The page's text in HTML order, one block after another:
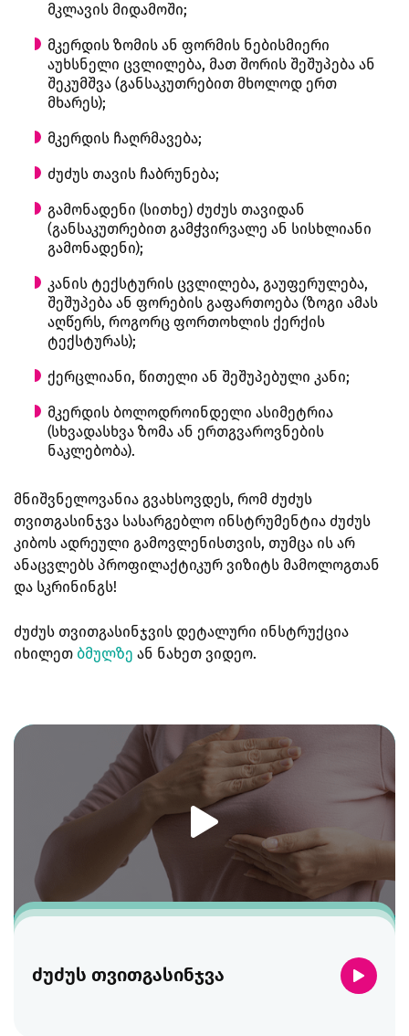
მკლავის მიდამოში;
მკერდის ზომის ან ფორმის ნებისმიერი
აუხსნელი ცვლილება, მათ შორის შეშუპება ან
შეკუმშვა (განსაკუთრებით მხოლოდ ერთ
მხარეს);
მკერდის ჩაღრმავება;
ძუძუს თავის ჩაბრუნება;
გამონადენი (სითხე) ძუძუს თავიდან
(განსაკუთრებით გამჭვირვალე ან სისხლიანი
გამონადენი);
კანის ტექსტურის ცვლილება, გაუფერულება,
შეშუპება ან ფორების გაფართოება (ზოგი ამას
აღწერს, როგორც ფორთოხლის ქერქის
ტექსტურას);
ქერცლიანი, წითელი ან შეშუპებული კანი;
მკერდის ბოლოდროინდელი ასიმეტრია
(სხვადასხვა ზომა ან ერთგვაროვნების
ნაკლებობა).
მნიშვნელოვანია გვახსოვდეს, რომ ძუძუს
თვითგასინჯვა სასარგებლო ინსტრუმენტია ძუძუს
კიბოს ადრეული გამოვლენისთვის, თუმცა ის არ
ანაცვლებს პროფილაქტიკურ ვიზიტს მამოლოგთან
და სკრინინგს!
ძუძუს თვითგასინჯვის დეტალური ინსტრუქცია
იხილეთ ბმულზე ან ნახეთ ვიდეო.
ძუძუს თვითგასინჯვა